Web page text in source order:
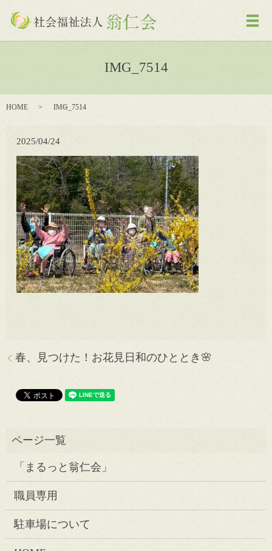
メ
IMG_7514
HOME IMG_7514
2025/04/24
春、見つけた！お花見日和のひととき🌸
「まるっと翁仁会」
職員専用
駐車場について